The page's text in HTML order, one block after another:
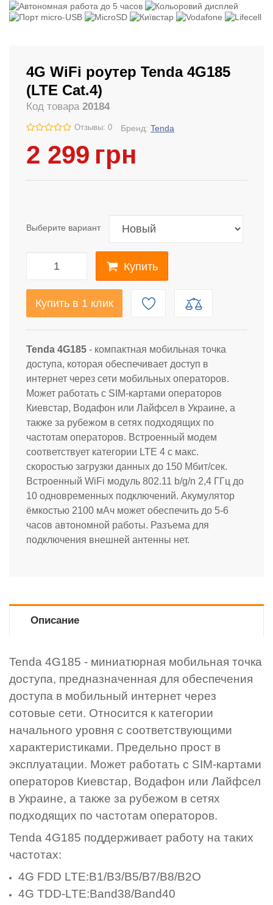
4G WiFi роутер Tenda 4G185
(LTE Cat.4)
Код товара 20184
Отзывы: 0 Бренд: Tenda
2 299 грн
Выберите вариант
Купить
Купить в 1 клик
Tenda 4G185 - компактная мобильная точка
доступа, которая обеспечивает доступ в
интернет через сети мобильных операторов.
Может работать с SIM-картами операторов
Киевстар, Водафон или Лайфсел в Украине, а
также за рубежом в сетях подходящих по
частотам операторов. Встроенный модем
соответствует категории LTE 4 с макс.
скоростью загрузки данных до 150 Мбит/сек.
Встроенный WiFi модуль 802.11 b/g/n 2,4 ГГц до
10 одновременных подключений. Акумулятор
ёмкостью 2100 мАч может обеспечить до 5-6
часов автономной работы. Разъема для
подключения внешней антенны нет.
Описание
Tenda 4G185 - миниатюрная мобильная точка
доступа, предназначенная для обеспечения
доступа в мобильный интернет через
сотовые сети. Относится к категории
начального уровня с соответствующими
характеристиками. Предельно прост в
эксплуатации. Может работать с SIM-картами
операторов Киевстар, Водафон или Лайфсел
в Украине, а также за рубежом в сетях
подходящих по частотам операторов.
Tenda 4G185 поддерживает работу на таких
частотах:
4G FDD LTE:B1/B3/B5/B7/B8/B2O
4G TDD-LTE:Band38/Band40